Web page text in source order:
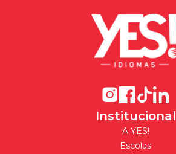
Institucional
A YES!
Escolas